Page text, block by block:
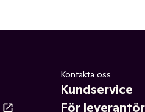
Kontakta oss
Kundservice
För